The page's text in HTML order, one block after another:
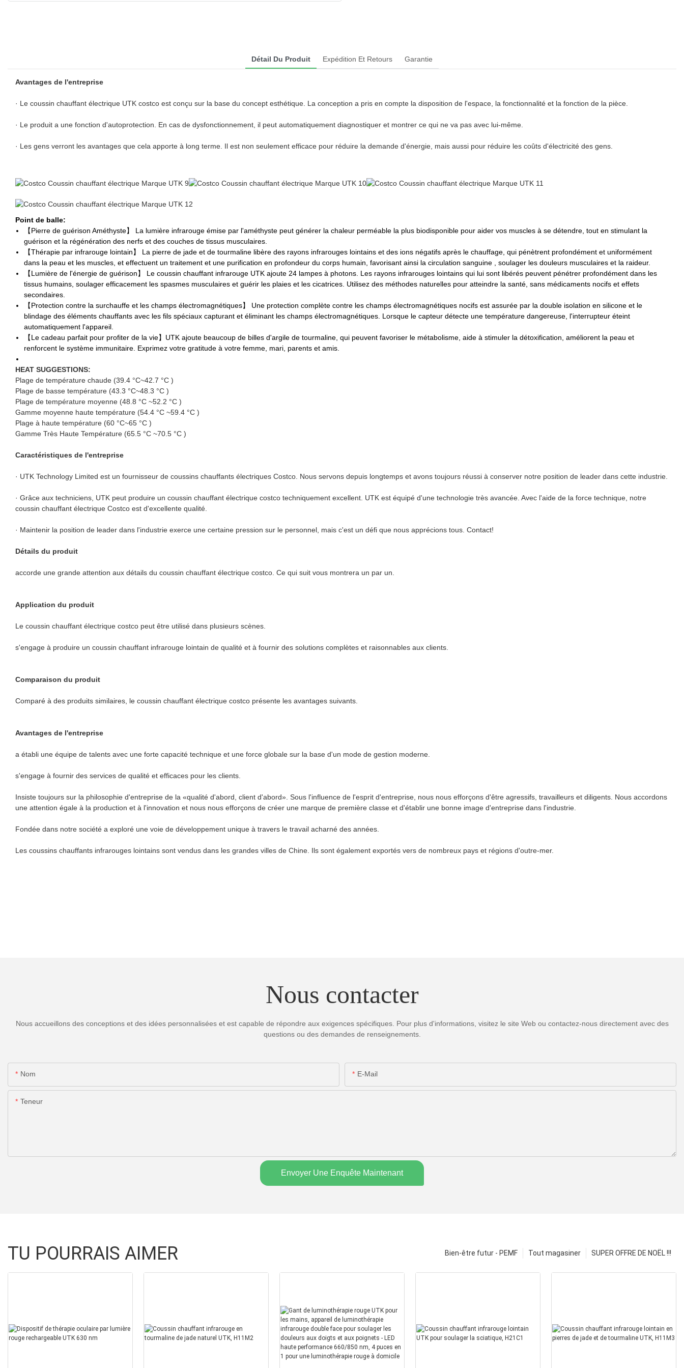
Détail Du Produit Expédition Et Retours Garantie
Avantages de l'entreprise
· Le coussin chauffant électrique UTK costco est conçu sur la base du concept esthétique. La conception a pris en compte la disposition de l'espace, la fonctionnalité et la fonction de la pièce.
· Le produit a une fonction d'autoprotection. En cas de dysfonctionnement, il peut automatiquement diagnostiquer et montrer ce qui ne va pas avec lui-même.
· Les gens verront les avantages que cela apporte à long terme. Il est non seulement efficace pour réduire la demande d'énergie, mais aussi pour réduire les coûts d'électricité des gens.
Point de balle:
【Pierre de guérison Améthyste】 La lumière infrarouge émise par l'améthyste peut générer la chaleur perméable la plus biodisponible pour aider vos muscles à se détendre, tout en stimulant la
guérison et la régénération des nerfs et des couches de tissus musculaires.
【Thérapie par infrarouge lointain】 La pierre de jade et de tourmaline libère des rayons infrarouges lointains et des ions négatifs après le chauffage, qui pénètrent profondément et uniformément
dans la peau et les muscles, et effectuent un traitement et une purification en profondeur du corps humain, favorisant ainsi la circulation sanguine , soulager les douleurs musculaires et la raideur.
【Lumière de l'énergie de guérison】 Le coussin chauffant infrarouge UTK ajoute 24 lampes à photons. Les rayons infrarouges lointains qui lui sont libérés peuvent pénétrer profondément dans les
tissus humains, soulager efficacement les spasmes musculaires et guérir les plaies et les cicatrices. Utilisez des méthodes naturelles pour atteindre la santé, sans médicaments nocifs et effets
secondaires.
【Protection contre la surchauffe et les champs électromagnétiques】 Une protection complète contre les champs électromagnétiques nocifs est assurée par la double isolation en silicone et le
blindage des éléments chauffants avec les fils spéciaux capturant et éliminant les champs électromagnétiques. Lorsque le capteur détecte une température dangereuse, l'interrupteur éteint
automatiquement l'appareil.
【Le cadeau parfait pour profiter de la vie】UTK ajoute beaucoup de billes d'argile de tourmaline, qui peuvent favoriser le métabolisme, aide à stimuler la détoxification, améliorent la peau et
renforcent le système immunitaire. Exprimez votre gratitude à votre femme, mari, parents et amis.
HEAT SUGGESTIONS:
Plage de température chaude (39.4 °C~42.7 °C )
Plage de basse température (43.3 °C~48.3 °C )
Plage de température moyenne (48.8 °C ~52.2 °C )
Gamme moyenne haute température (54.4 °C ~59.4 °C )
Plage à haute température (60 °C~65 °C )
Gamme Très Haute Température (65.5 °C ~70.5 °C )
Caractéristiques de l'entreprise
· UTK Technology Limited est un fournisseur de coussins chauffants électriques Costco. Nous servons depuis longtemps et avons toujours réussi à conserver notre position de leader dans cette industrie.
· Grâce aux techniciens, UTK peut produire un coussin chauffant électrique costco techniquement excellent. UTK est équipé d'une technologie très avancée. Avec l'aide de la force technique, notre
coussin chauffant électrique Costco est d'excellente qualité.
· Maintenir la position de leader dans l'industrie exerce une certaine pression sur le personnel, mais c'est un défi que nous apprécions tous. Contact!
Détails du produit
accorde une grande attention aux détails du coussin chauffant électrique costco. Ce qui suit vous montrera un par un.
Application du produit
Le coussin chauffant électrique costco peut être utilisé dans plusieurs scènes.
s'engage à produire un coussin chauffant infrarouge lointain de qualité et à fournir des solutions complètes et raisonnables aux clients.
Comparaison du produit
Comparé à des produits similaires, le coussin chauffant électrique costco présente les avantages suivants.
Avantages de l'entreprise
a établi une équipe de talents avec une forte capacité technique et une force globale sur la base d'un mode de gestion moderne.
s'engage à fournir des services de qualité et efficaces pour les clients.
Insiste toujours sur la philosophie d'entreprise de la «qualité d'abord, client d'abord». Sous l'influence de l'esprit d'entreprise, nous nous efforçons d'être agressifs, travailleurs et diligents. Nous accordons
une attention égale à la production et à l'innovation et nous nous efforçons de créer une marque de première classe et d'établir une bonne image d'entreprise dans l'industrie.
Fondée dans notre société a exploré une voie de développement unique à travers le travail acharné des années.
Les coussins chauffants infrarouges lointains sont vendus dans les grandes villes de Chine. Ils sont également exportés vers de nombreux pays et régions d'outre-mer.
Nous contacter
Nous accueillons des conceptions et des idées personnalisées et est capable de répondre aux exigences spécifiques. Pour plus d'informations, visitez le site Web ou contactez-nous directement avec des
questions ou des demandes de renseignements.
Nom E-Mail
Teneur
Envoyer Une Enquête Maintenant
TU POURRAIS AIMER SUPER OFFRE DE NOËL !!!
Tout magasiner
Bien-être futur - PEMF